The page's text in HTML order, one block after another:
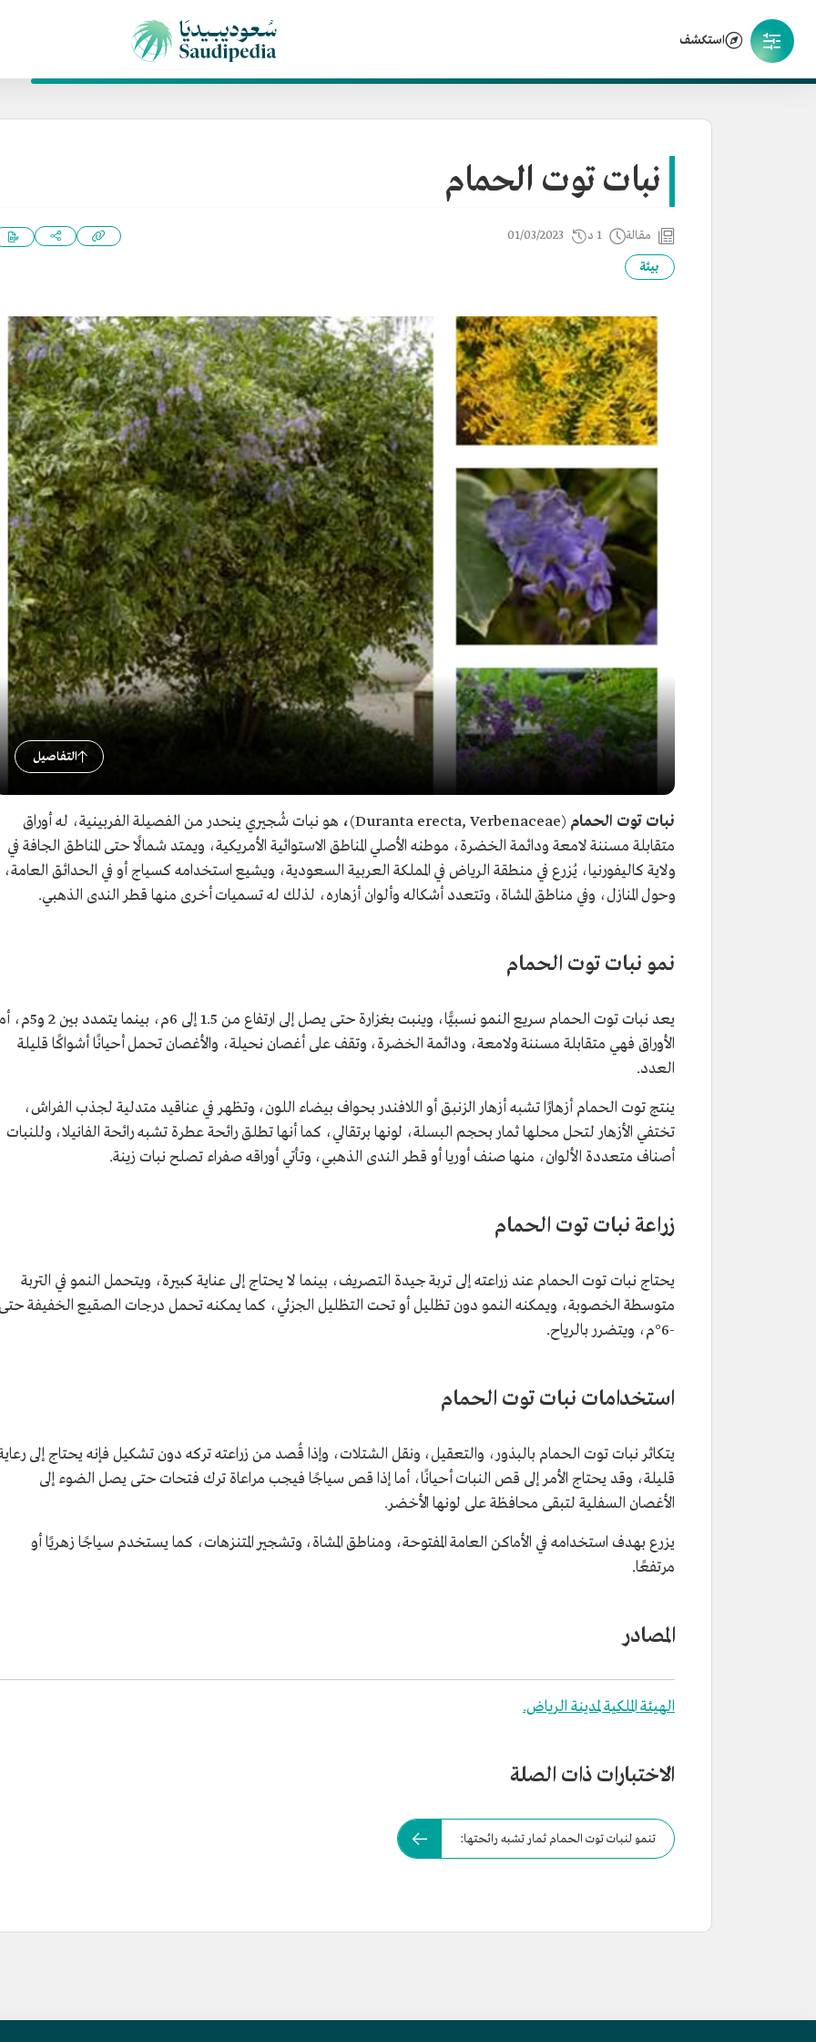
استكشف
نبات توت الحمام
مقالة 1 د 01/03/2023
بيئة
التفاصيل
نبات توت الحمام (Duranta erecta, Verbenaceae) ، هو نبات شُجيري ينحدر من الفصيلة الفربينية، له أوراق
متقابلة مسننة لامعة ودائمة الخضرة، موطنه الأصلي المناطق الاستوائية الأمريكية، ويمتد شمالًا حتى المناطق الجافة في
ولاية كاليفورنيا، يُزرع في منطقة الرياض في المملكة العربية السعودية، ويشيع استخدامه كسياج أو في الحدائق العامة،
وحول المنازل، وفي مناطق المشاة، وتتعدد أشكاله وألوان أزهاره، لذلك له تسميات أخرى منها قطر الندى الذهبي.
نمو نبات توت الحمام
يعد نبات توت الحمام سريع النمو نسبيًّا، وينبت بغزارة حتى يصل إلى ارتفاع من 1.5 إلى
الأوراق فهي متقابلة مسننة ولامعة، ودائمة الخضرة، وتقف على أغصان نحيلة، والأغصان تحمل أحيانًا أشواكًا قليلة
العدد.
ينتج توت الحمام أزهارًا تشبه أزهار الزنبق أو اللافندر بحواف بيضاء اللون، وتظهر في عناقيد متدلية لجذب الفراش،
تختفي الأزهار لتحل محلها ثمار بحجم البسلة، لونها برتقالي، كما أنها تطلق رائحة عطرة تشبه رائحة الفانيلا، وللنبات
أصناف متعددة الألوان، منها صنف أوريا أو قطر الندى الذهبي، وتأتي أوراقه صفراء تصلح نبات زينة.
زراعة نبات توت الحمام
يحتاج نبات توت الحمام عند زراعته إلى تربة جيدة التصريف، بينما لا يحتاج إلى عناية كبيرة، ويتحمل النمو في التربة
متوسطة الخصوبة، ويمكنه النمو دون تظليل أو تحت التظليل الجزئي، كما يمكنه تحمل درجات الصقيع الخفيفة حتى
-6°م، ويتضرر بالرياح.
استخدامات نبات توت الحمام
يتكاثر نبات توت الحمام بالبذور، والتعقيل، ونقل الشتلات، وإذا قُصد من زراعته تركه دون تشكيل فإنه يحتاج إلى
قليلة، وقد يحتاج الأمر إلى قص النبات أحيانًا، أما إذا قص سياجًا فيجب مراعاة ترك فتحات حتى يصل الضوء إلى
الأغصان السفلية لتبقى محافظة على لونها الأخضر.
يزرع بهدف استخدامه في الأماكن العامة المفتوحة، ومناطق المشاة، وتشجير المتنزهات، كما يستخدم سياجًا زهريًا أو
مرتفعًا.
المصادر
الهيئة الملكية لمدينة الرياض.
الاختبارات ذات الصلة
تنمو لنبات توت الحمام ثمار تشبه رائحتها: